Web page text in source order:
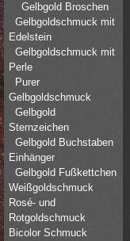
Gelbgold Broschen
Gelbgoldschmuck mit
Edelstein
Gelbgoldschmuck mit
Perle
Purer
Gelbgoldschmuck
Gelbgold
Sternzeichen
Gelbgold Buchstaben
Einhänger
Gelbgold Fußkettchen
Weißgoldschmuck
Rosé- und
Rotgoldschmuck
Bicolor Schmuck